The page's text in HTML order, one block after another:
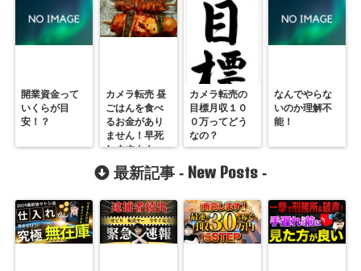
開業資金って
いくらが目
安！？
カメラ転売 昼
ごはんを食べ
るお金があり
ません！早死
しますよ！
カメラ転売の
目標月収１０
０万ってどう
なの？
なんでやらな
いのか理解不
能！
最新記事 - New Posts -